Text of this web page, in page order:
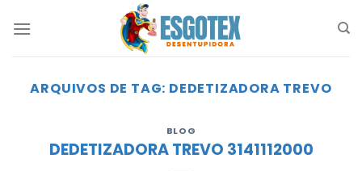
ARQUIVOS DE TAG: DEDETIZADORA TREVO
BLOG
DEDETIZADORA TREVO 3141112000